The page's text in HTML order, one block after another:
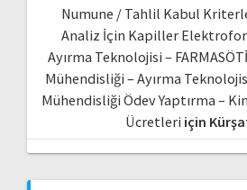
Numune / Tahlil Kabul
Analiz İçin Kapiller
Ayırma Teknolojisi –
Mühendisliği – Ayırma
Mühendisliği Ödev Yaptırma –
Ücretleri için